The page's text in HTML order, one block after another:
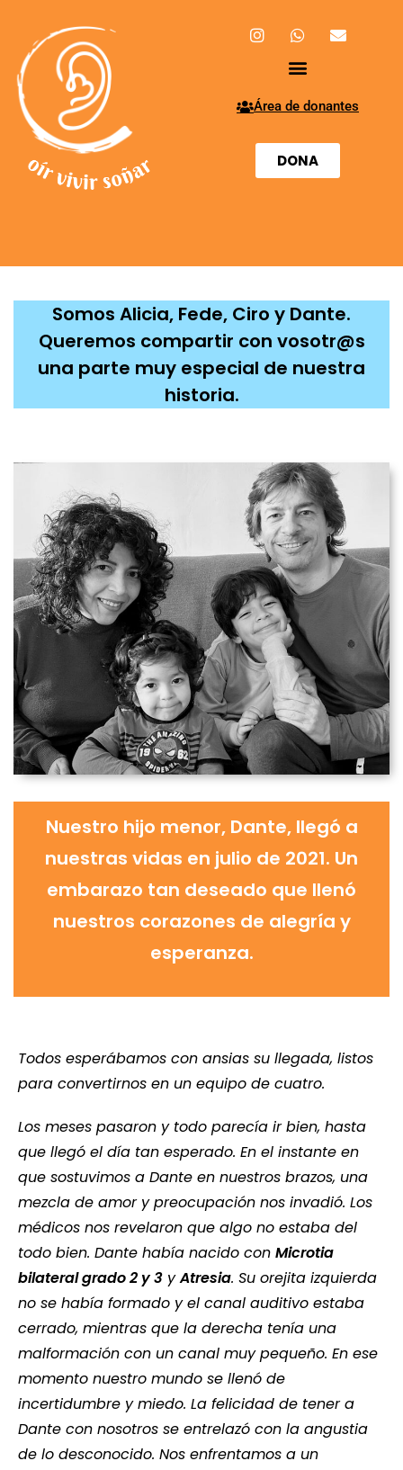
Área de donantes
DONA
Somos Alicia, Fede, Ciro y Dante.
Queremos compartir con vosotr@s
una parte muy especial de nuestra
historia.
Nuestro hijo menor, Dante, llegó a
nuestras vidas en julio de 2021. Un
embarazo tan deseado que llenó
nuestros corazones de alegría y
esperanza.
Todos esperábamos con ansias su llegada, listos
para convertirnos en un equipo de cuatro.
Los meses pasaron y todo parecía ir bien, hasta
que llegó el día tan esperado. En el instante en
que sostuvimos a Dante en nuestros brazos, una
mezcla de amor y preocupación nos invadió. Los
médicos nos revelaron que algo no estaba del
todo bien. Dante había nacido con Microtia
bilateral grado 2 y 3 yAtresia. Su orejita izquierda
no se había formado y el canal auditivo estaba
cerrado, mientras que la derecha tenía una
malformación con un canal muy pequeño. En ese
momento nuestro mundo se llenó de
incertidumbre y miedo. La felicidad de tener a
Dante con nosotros se entrelazó con la angustia
de lo desconocido. Nos enfrentamos a un